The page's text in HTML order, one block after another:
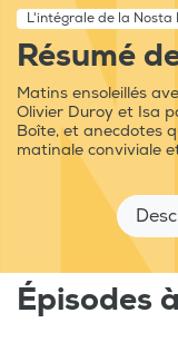
L'intégrale de la Nosta
Résumé
Matins ensoleillés
Olivier Duroy et Isa
Boîte, et anecdotes
matinale conviviale
Épisodes